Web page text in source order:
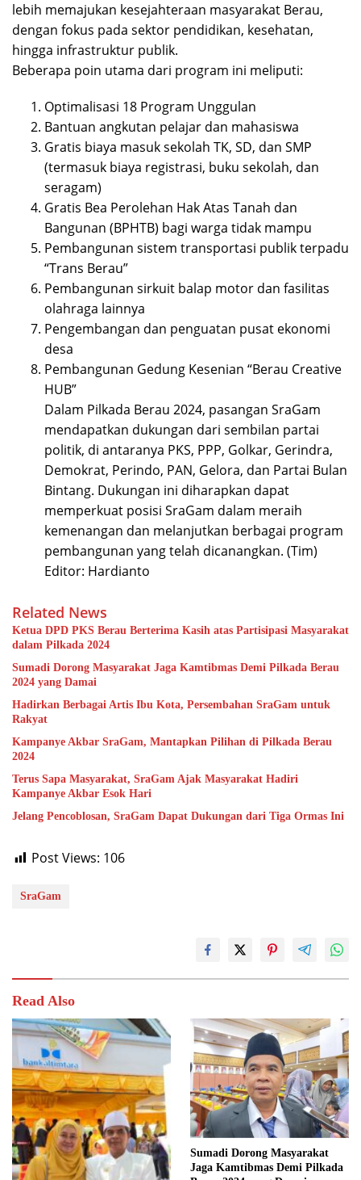
lebih memajukan kesejahteraan masyarakat Berau,
dengan fokus pada sektor pendidikan, kesehatan,
hingga infrastruktur publik.
Beberapa poin utama dari program ini meliputi:
Optimalisasi 18 Program Unggulan
Bantuan angkutan pelajar dan mahasiswa
Gratis biaya masuk sekolah TK, SD, dan SMP
(termasuk biaya registrasi, buku sekolah, dan
seragam)
Gratis Bea Perolehan Hak Atas Tanah dan
Bangunan (BPHTB) bagi warga tidak mampu
Pembangunan sistem transportasi publik terpadu
“Trans Berau”
Pembangunan sirkuit balap motor dan fasilitas
olahraga lainnya
Pengembangan dan penguatan pusat ekonomi
desa
Pembangunan Gedung Kesenian “Berau Creative
HUB”
Dalam Pilkada Berau 2024, pasangan SraGam
mendapatkan dukungan dari sembilan partai
politik, di antaranya PKS, PPP, Golkar, Gerindra,
Demokrat, Perindo, PAN, Gelora, dan Partai Bulan
Bintang. Dukungan ini diharapkan dapat
memperkuat posisi SraGam dalam meraih
kemenangan dan melanjutkan berbagai program
pembangunan yang telah dicanangkan. (Tim)
Editor: Hardianto
Related News
Ketua DPD PKS Berau Berterima Kasih atas Partisipasi Masyarakat
dalam Pilkada 2024
Sumadi Dorong Masyarakat Jaga Kamtibmas Demi Pilkada Berau
2024 yang Damai
Hadirkan Berbagai Artis Ibu Kota, Persembahan SraGam untuk
Rakyat
Kampanye Akbar SraGam, Mantapkan Pilihan di Pilkada Berau
2024
Terus Sapa Masyarakat, SraGam Ajak Masyarakat Hadiri
Kampanye Akbar Esok Hari
Jelang Pencoblosan, SraGam Dapat Dukungan dari Tiga Ormas Ini
Post Views: 106
SraGam
Read Also
Sumadi Dorong Masyarakat
Jaga Kamtibmas Demi Pilkada